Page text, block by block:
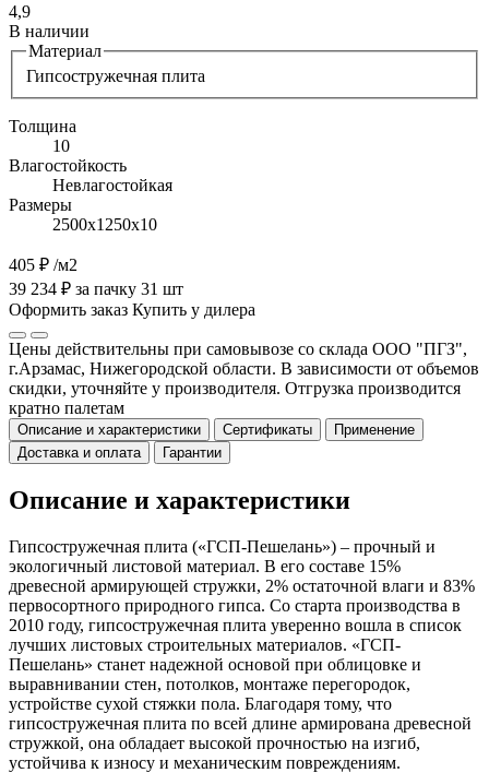
4,9
В наличии
Материал
Гипсостружечная плита
Толщина
10
Влагостойкость
Невлагостойкая
Размеры
2500х1250х10
405 ₽ /м2
39 234 ₽ за пачку 31 шт
Оформить заказ Купить у дилера
Цены действительны при самовывозе со склада ООО "ПГЗ",
г.Арзамас, Нижегородской области. В зависимости от объемов
скидки, уточняйте у производителя. Отгрузка производится
кратно палетам
Описание и характеристики Сертификаты
Применение
Доставка и оплата
Гарантии
Описание и характеристики
Гипсостружечная плита («ГСП-Пешелань») – прочный и
экологичный листовой материал. В его составе 15%
древесной армирующей стружки, 2% остаточной влаги и 83%
первосортного природного гипса. Со старта производства в
2010 году, гипсостружечная плита уверенно вошла в список
лучших листовых строительных материалов. «ГСП-
Пешелань» станет надежной основой при облицовке и
выравнивании стен, потолков, монтаже перегородок,
устройстве сухой стяжки пола. Благодаря тому, что
гипсостружечная плита по всей длине армирована древесной
стружкой, она обладает высокой прочностью на изгиб,
устойчива к износу и механическим повреждениям.